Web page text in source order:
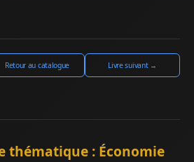
Retour au catalogue Livre suivant →
thématique : Économie